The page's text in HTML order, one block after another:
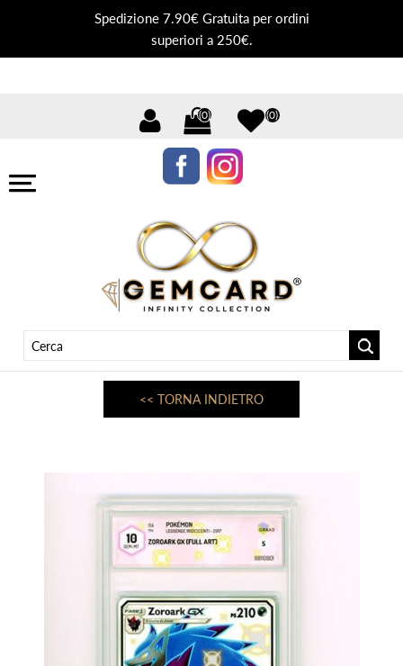
Spedizione 7.90€ Gratuita per ordini
superiori a 250€.
(0) (0)
<< TORNA INDIETRO